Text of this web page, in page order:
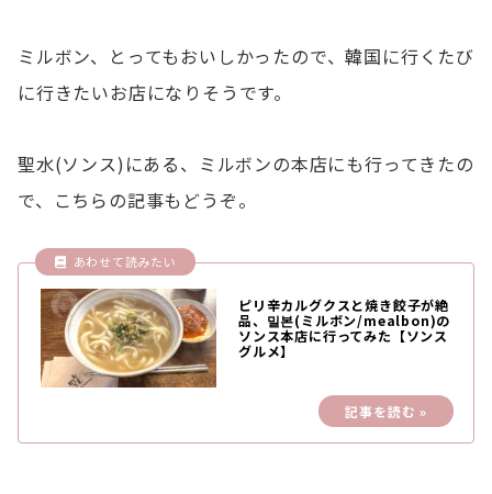
ミルボン、とってもおいしかったので、韓国に行くたび
に行きたいお店になりそうです。
聖水(ソンス)にある、ミルボンの本店にも行ってきたの
で、こちらの記事もどうぞ。
ピリ辛カルグクスと焼き餃子が絶
品、밀본(ミルボン/mealbon)の
ソンス本店に行ってみた【ソンス
グルメ】